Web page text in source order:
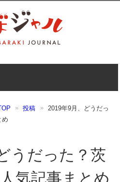
投稿
2019年9月、どうだっ
め
うだった？茨
気記事まとめ